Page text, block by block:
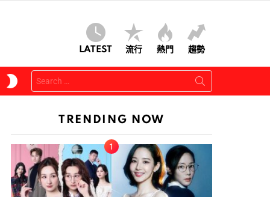
LATEST 流行 熱門 趨勢
SKIN
Search
for:
TRENDING NOW